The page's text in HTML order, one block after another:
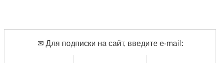
✉ Для подписки на сайт, введите e-mail: